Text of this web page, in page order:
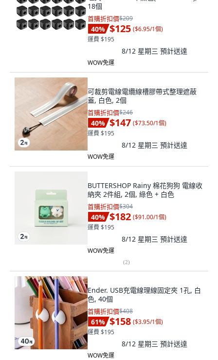
18個
首購折扣價$209
40% $125 ($6.95/1個)
運費 $195
8/12 星期三 預計送達
WOW免運
可裁剪電線電纜線槽膠帶式整理遮蔽
蓋, 白色, 2個
首購折扣價$246
40% $147 ($73.50/1個)
運費 $195
8/12 星期三 預計送達
WOW免運
BUTTERSHOP Rainy 棉花狗狗 電線收
納夾 2件組, 2個, 綠色 + 白色
首購折扣價$304
40% $182 ($91.00/1個)
運費 $195
8/12 星期三 預計送達
WOW免運
(2)
Ender. USB充電線理線固定夾 1孔, 白
色, 40個
首購折扣價$408
61% $158 ($3.95/1個)
運費 $195
8/12 星期三 預計送達
WOW免運